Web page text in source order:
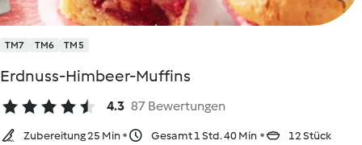
TM7 TM6 TM5
Erdnuss-Himbeer-Muffins
4.3 87 Bewertungen
Zubereitung 25 Min Gesamt 1 Std. 40 Min 12 Stück